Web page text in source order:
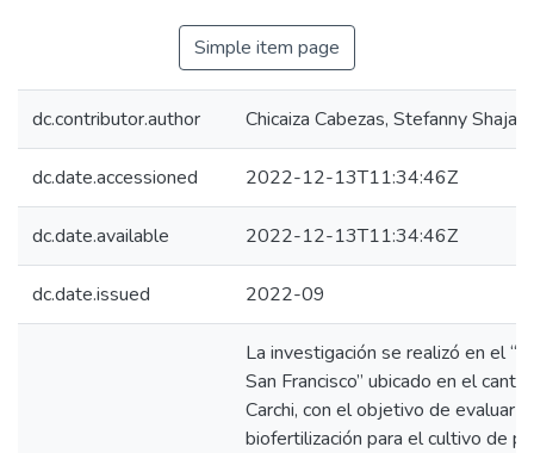
Simple item page
dc.contributor.author Chicaiza Cabezas, Stefanny
dc.date.accessioned 2022-12-13T11:34:46Z
dc.date.available 2022-12-13T11:34:46Z
dc.date.issued 2022-09
La investigación se realizó en el
San Francisco” ubicado en el
Carchi, con el objetivo de evaluar
biofertilización para el cultivo de